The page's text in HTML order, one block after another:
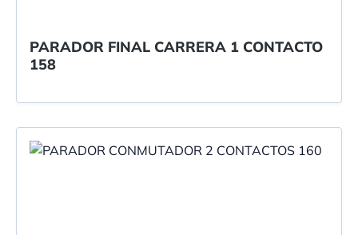
PARADOR FINAL CARRERA 1 CONTACTO
158